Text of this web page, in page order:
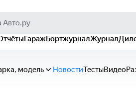
ГаражБортжурналЖурнал
модель НовостиТестыВидео